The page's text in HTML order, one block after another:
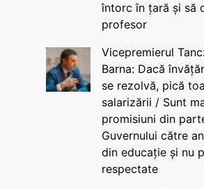
întorc în țară și să
profesor
Vicepremierul
Barna: Dacă
se rezolvă, pică
salarizării / Sunt
promisiuni din
Guvernului către
din educație și nu
respectate